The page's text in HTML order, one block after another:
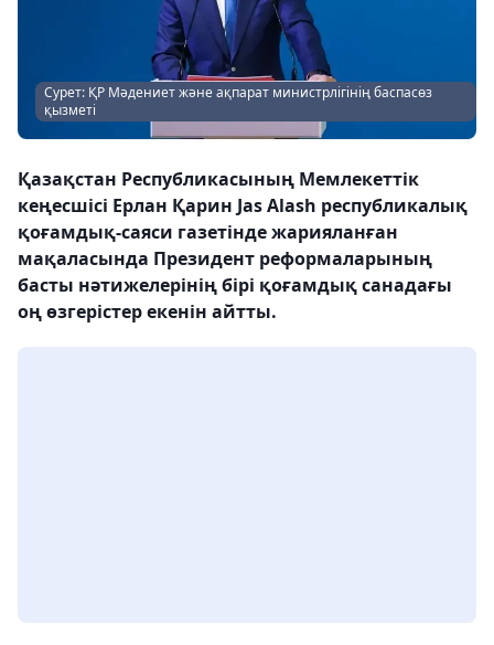
Сурет: ҚР Мәдениет және ақпарат министрлігінің баспасөз
қызметі
Қазақстан Республикасының Мемлекеттік
кеңесшісі Ерлан Қарин Jas Alash республикалық
қоғамдық-саяси газетінде жарияланған
мақаласында Президент реформаларының
басты нәтижелерінің бірі қоғамдық санадағы
оң өзгерістер екенін айтты.